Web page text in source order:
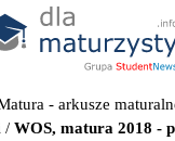
- arkusze
/ WOS, matura 2018 -